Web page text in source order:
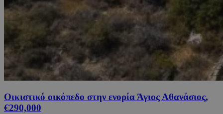
Οικιστικό οικόπεδο στην ενορία Άγιος Αθανάσιος,
€290,000